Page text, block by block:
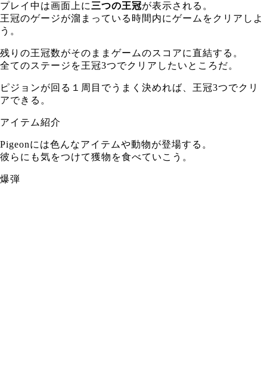
プレイ中は画面上に 三つの王冠が表示される。
王冠のゲージが溜まっている時間内にゲームをクリアしよ
う。
残りの王冠数がそのままゲームのスコアに直結する。
全てのステージを王冠3つでクリアしたいところだ。
ピジョンが回る１周目でうまく決めれば、王冠3つでクリ
アできる。
アイテム紹介
Pigeonには色んなアイテムや動物が登場する。
彼らにも気をつけて獲物を食べていこう。
爆弾